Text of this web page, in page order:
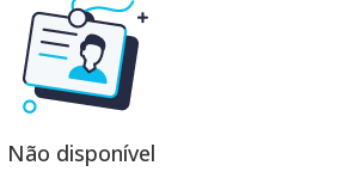
Não disponível